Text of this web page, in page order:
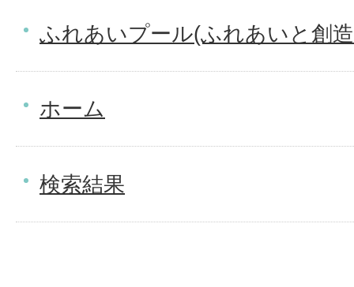
ふれあいプール(ふれあいと創
ホーム
検索結果